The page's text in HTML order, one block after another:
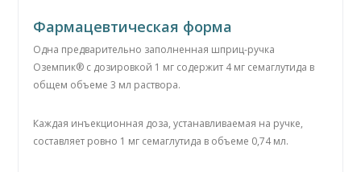
Фармацевтическая форма
Одна предварительно заполненная шприц-ручка
Оземпик® с дозировкой 1 мг содержит 4 мг семаглутида в
общем объеме 3 мл раствора.
Каждая инъекционная доза, устанавливаемая на ручке,
составляет ровно 1 мг семаглутида в объеме 0,74 мл.